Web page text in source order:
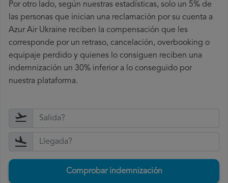
Por otro lado, según nuestras estadísticas, solo un 5% de
las personas que inician una reclamación por su cuenta a
Azur Air Ukraine reciben la compensación que les
corresponde por un retraso, cancelación, overbooking o
equipaje perdido y quienes lo consiguen reciben una
indemnización un 30% inferior a lo conseguido por
nuestra plataforma.
Comprobar indemnización